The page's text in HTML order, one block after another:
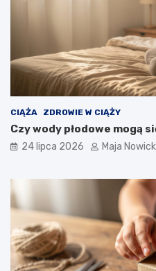
CIĄŻA ZDROWIE W CIĄŻY
Czy wody płodowe mogą
24 lipca 2026 Maja